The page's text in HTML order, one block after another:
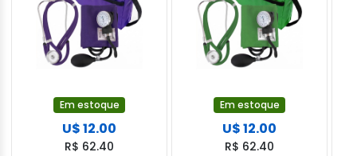
Em estoque
U$ 12.00
R$ 62.40
Em estoque
U$ 12.00
R$ 62.40